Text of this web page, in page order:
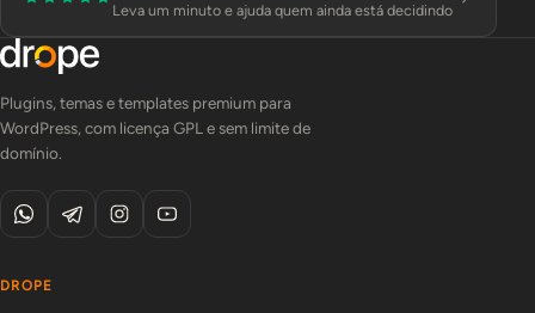
Leva um minuto e ajuda quem ainda está decidindo
Plugins, temas e templates premium para
WordPress, com licença GPL e sem limite de
domínio.
DROPE